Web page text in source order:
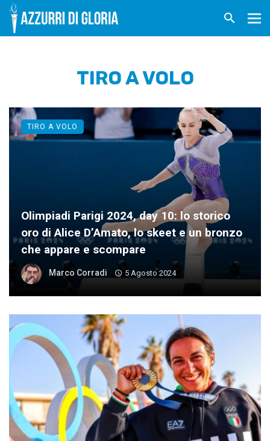
TIRO A VOLO
Olimpiadi Parigi 2024, day 10: lo storico
oro di Alice D’Amato, lo skeet e un bronzo
che appare e scompare
Marco Corradi 5 Agosto 2024
TIRO A VOLO